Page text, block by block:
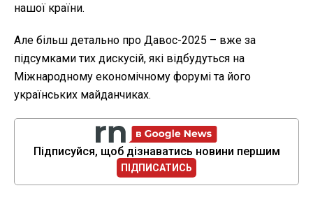
нашої країни.
Але більш детально про Давос-2025 – вже за
підсумками тих дискусій, які відбудуться на
Міжнародному економічному форумі та його
українських майданчиках.
Підписуйся, щоб дізнаватись новини першим
ПІДПИСАТИСЬ